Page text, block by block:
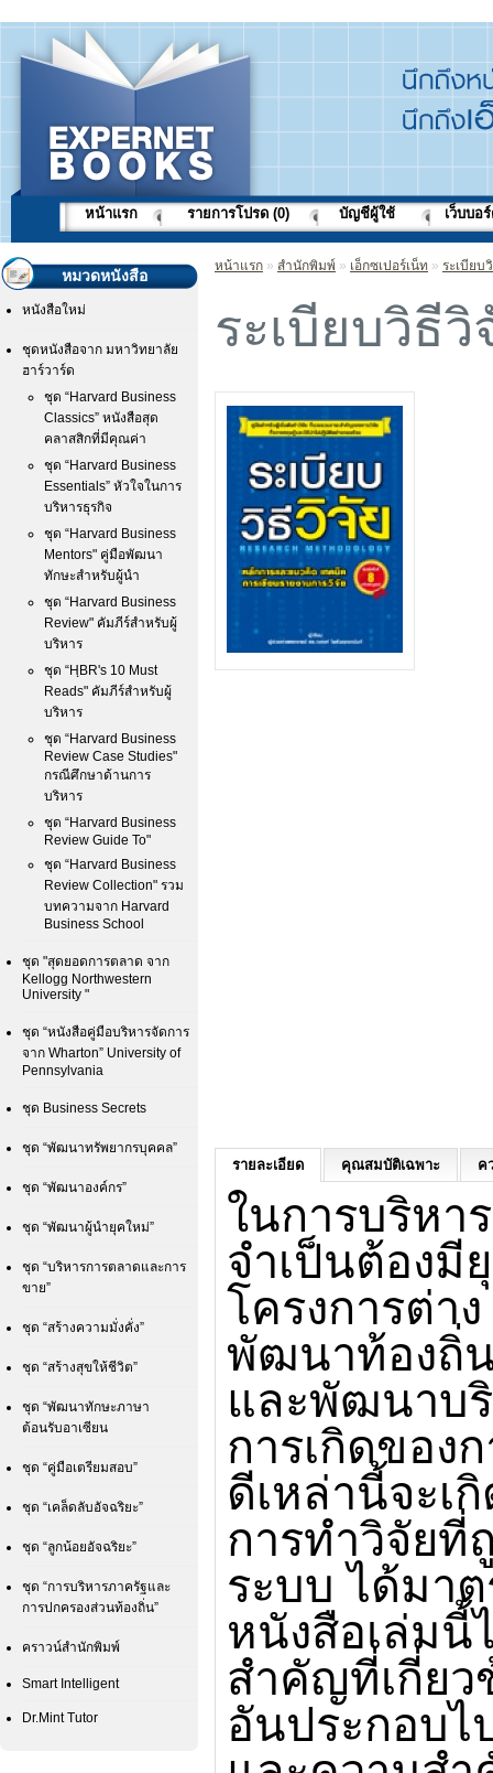
หน้าแรก รายการโปรด (0) บัญชีผู้ใช้ เว็บบอ
หมวดหนังสือ
หนังสือใหม่
ชุดหนังสือจาก มหาวิทยาลัย
ฮาร์วาร์ด
ชุด “Harvard Business
Classics” หนังสือสุด
คลาสสิกที่มีคุณค่า
ชุด “Harvard Business
Essentials” หัวใจในการ
บริหารธุรกิจ
ชุด “Harvard Business
Mentors" คู่มือพัฒนา
ทักษะสำหรับผู้นำ
ชุด “Harvard Business
Review" คัมภีร์สำหรับผู้
บริหาร
ชุด “HฺBR's 10 Must
Reads" คัมภีร์สำหรับผู้
บริหาร
ชุด “Harvard Business
Review Case Studies"
กรณีศึกษาด้านการ
บริหาร
ชุด “Harvard Business
Review Guide To"
ชุด “Harvard Business
Review Collection" รวม
บทความจาก Harvard
Business School
ชุด "สุดยอดการตลาด จาก
Kellogg Northwestern
University "
ชุด “หนังสือคู่มือบริหารจัดการ
จาก Wharton” University of
Pennsylvania
ชุด Business Secrets
ชุด “พัฒนาทรัพยากรบุคคล”
ชุด “พัฒนาองค์กร”
ชุด “พัฒนาผู้นำยุคใหม่”
ชุด “บริหารการตลาดและการ
ขาย”
ชุด “สร้างความมั่งคั่ง”
ชุด “สร้างสุขให้ชีวิต”
ชุด “พัฒนาทักษะภาษา
ต้อนรับอาเซียน
ชุด “คู่มือเตรียมสอบ”
ชุด “เคล็ดลับอัจฉริยะ”
ชุด “ลูกน้อยอัจฉริยะ”
ชุด “การบริหารภาครัฐและ
การปกครองส่วนท้องถิ่น”
คราวน์สำนักพิมพ์
Smart Intelligent
Dr.Mint Tutor
หน้าแรก » สำนักพิมพ์ » เอ็กซเปอร์เน็ท » ระเบียบ
ระเบียบวิธีวิ
รายละเอียด คุณสมบัติเฉพาะ ค
ในการบริหา
จำเป็นต้องมี
โครงการต่า
พัฒนาท้องถิ่
และพัฒนาบ
การเกิดของ
ดีเหล่านี้จะเ
การทำวิจัยที่
ระบบ ได้มา
หนังสือเล่มนี้
สำคัญที่เกี่ยว
อันประกอบ